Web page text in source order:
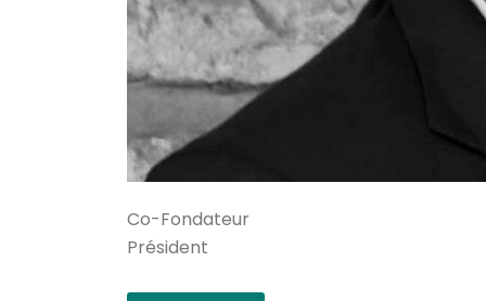
Co-Fondateur
Président